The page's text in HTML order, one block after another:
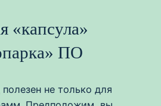
«капсула»
ПО
не только для